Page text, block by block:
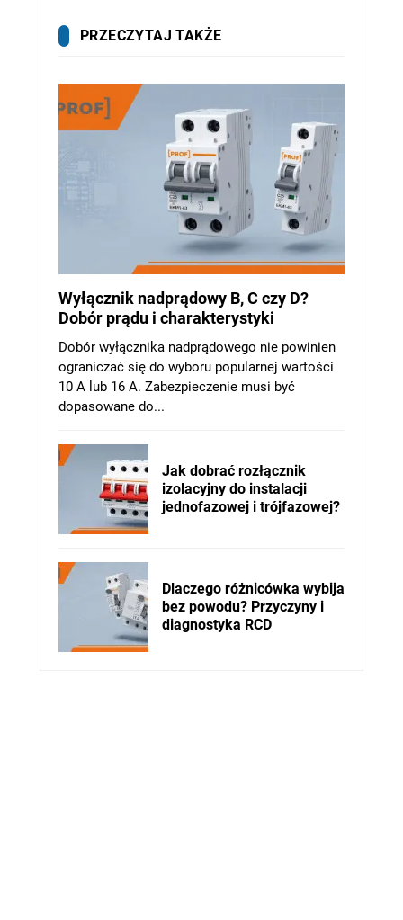
PRZECZYTAJ TAKŻE
Wyłącznik nadprądowy B, C czy D?
Dobór prądu i charakterystyki
Dobór wyłącznika nadprądowego nie powinien
ograniczać się do wyboru popularnej wartości
10 A lub 16 A. Zabezpieczenie musi być
dopasowane do...
Jak dobrać rozłącznik
izolacyjny do instalacji
jednofazowej i trójfazowej?
Dlaczego różnicówka wybija
bez powodu? Przyczyny i
diagnostyka RCD